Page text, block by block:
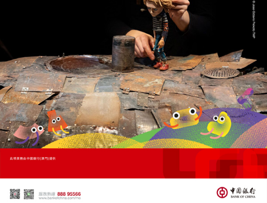
加快完善新城A區交通及社區配套
21/04/2026 20322